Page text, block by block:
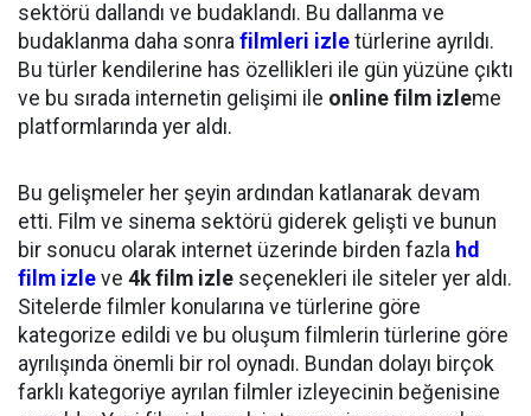
sektörü dallandı ve budaklandı. Bu dallanma ve
budaklanma daha sonra filmleri izle türlerine ayrıldı.
Bu türler kendilerine has özellikleri ile gün yüzüne çıktı
ve bu sırada internetin gelişimi ile online film izleme
platformlarında yer aldı.
Bu gelişmeler her şeyin ardından katlanarak devam
etti. Film ve sinema sektörü giderek gelişti ve bunun
bir sonucu olarak internet üzerinde birden fazla hd
film izle ve 4k film izle seçenekleri ile siteler yer aldı.
Sitelerde filmler konularına ve türlerine göre
kategorize edildi ve bu oluşum filmlerin türlerine göre
ayrılışında önemli bir rol oynadı. Bundan dolayı birçok
farklı kategoriye ayrılan filmler izleyecinin beğenisine